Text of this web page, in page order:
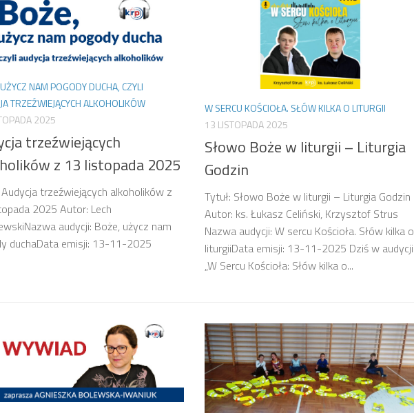
NAM POGODY DUCHA, CZYLI
TRZEŹWIEJĄCYCH ALKOHOLIKÓW
2025
trzeźwiejących
z 13 listopada 2025
Audycja trzeźwiejących alkoholików z
2025 Autor: Lech
audycji: Boże, użycz nam
duchaData emisji: 13-11-2025
W SERCU KOŚCIOŁA. SŁÓW KILKA O LITURGII
13 LISTOPADA 2025
Słowo Boże w liturgii – Liturgia
Godzin
Tytuł: Słowo Boże w liturgii – Liturgia Godzin
Autor: ks. Łukasz Celiński, Krzysztof Strus
Nazwa audycji: W sercu Kościoła. Słów kilka o
liturgiiData emisji: 13-11-2025 Dziś w audycji
„W Sercu Kościoła: Słów kilka o...